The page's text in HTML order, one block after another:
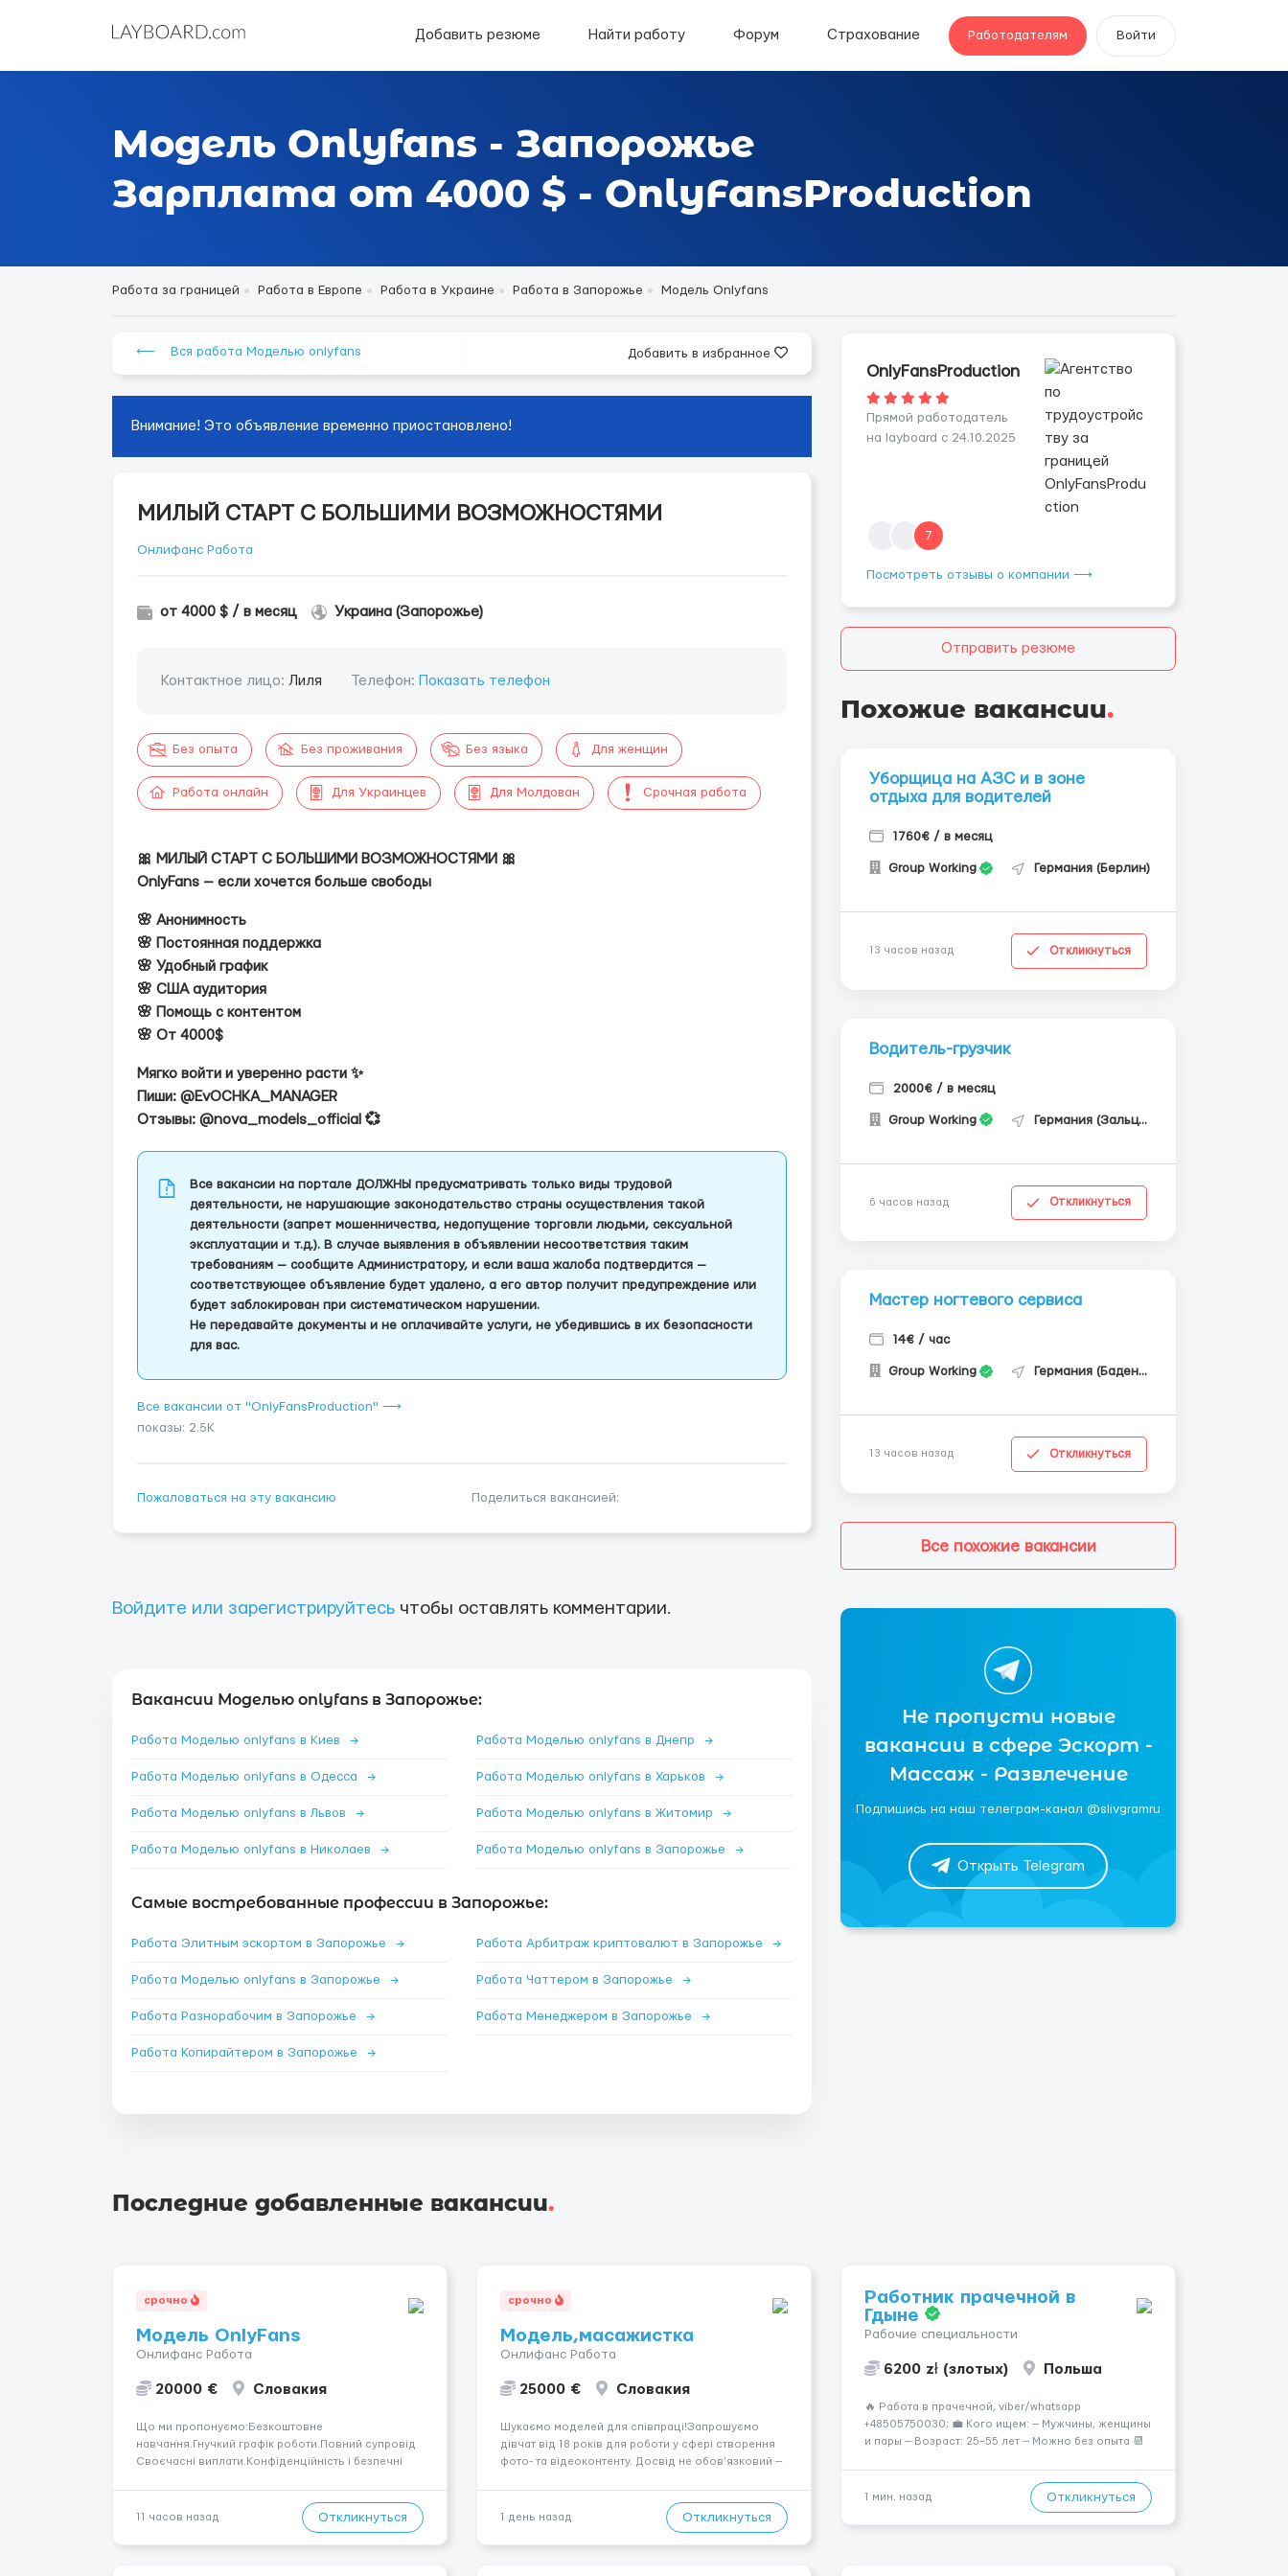
Добавить резюме Найти работу Форум Страхование Работодателям Войти
Модель Onlyfans - Запорожье
Зарплата от 4000 $ - OnlyFansProduction
Работа за границей Работа в Европе Работа в Украине Работа в Запорожье Модель Onlyfans
⟵ Вся работа Моделью onlyfans Добавить в избранное
Внимание! Это объявление временно приостановлено!
МИЛЫЙ СТАРТ С БОЛЬШИМИ ВОЗМОЖНОСТЯМИ
Онлифанс Работа
от 4000 $ / в месяц Украина (Запорожье)
Контактное лицо: Лиля Телефон: Показать телефон
Без опыта Без проживания Без языка Для женщин
Работа онлайн Для Украинцев Для Молдован Срочная работа
🎀 МИЛЫЙ СТАРТ С БОЛЬШИМИ ВОЗМОЖНОСТЯМИ 🎀
OnlyFans — если хочется больше свободы
🌸 Анонимность
🌸 Постоянная поддержка
🌸 Удобный график
🌸 США аудитория
🌸 Помощь с контентом
🌸 От 4000$
Мягко войти и уверенно расти ✨
Пиши: @EvOCHKA_MANAGER
Отзывы: @nova_models_official 💞
Все вакансии на портале ДОЛЖНЫ предусматривать только виды трудовой
деятельности, не нарушающие законодательство страны осуществления такой
деятельности (запрет мошенничества, недопущение торговли людьми, сексуальной
эксплуатации и т.д.). В случае выявления в объявлении несоответствия таким
требованиям — сообщите Администратору, и если ваша жалоба подтвердится —
соответствующее объявление будет удалено, а его автор получит предупреждение или
будет заблокирован при систематическом нарушении.
Не передавайте документы и не оплачивайте услуги, не убедившись в их безопасности
для вас.
Все вакансии от "OnlyFansProduction" ⟶
показы: 2.5K
Пожаловаться на эту вакансию Поделиться вакансией:
Войдите или зарегистрируйтесь чтобы оставлять комментарии.
Вакансии Моделью onlyfans в Запорожье:
Работа Моделью onlyfans в Киев → Работа Моделью onlyfans в Днепр →
Работа Моделью onlyfans в Одесса → Работа Моделью onlyfans в Харьков →
Работа Моделью onlyfans в Львов → Работа Моделью onlyfans в Житомир →
Работа Моделью onlyfans в Николаев → Работа Моделью onlyfans в Запорожье →
Самые востребованные профессии в Запорожье:
Работа Элитным эскортом в Запорожье → Работа Арбитраж криптовалют в Запорожье →
Работа Моделью onlyfans в Запорожье → Работа Чаттером в Запорожье →
Работа Разнорабочим в Запорожье → Работа Менеджером в Запорожье →
Работа Копирайтером в Запорожье →
OnlyFansProduction
Прямой работодатель
на layboard с 24.10.2025
7
Посмотреть отзывы о компании ⟶
Отправить резюме
Похожие вакансии.
Уборщица на АЗС и в зоне
отдыха для водителей
1760€ / в месяц
Group Working Германия (Берлин)
13 часов назад Откликнуться
Водитель-грузчик
2000€ / в месяц
Group Working Германия (Зальцгиттер)
6 часов назад Откликнуться
Мастер ногтевого сервиса
14€ / час
Group Working Германия (Баден-Вюртемберг)
13 часов назад Откликнуться
Все похожие вакансии
Не пропусти новые
вакансии в сфере Эскорт -
Массаж - Развлечение
Подпишись на наш телеграм-канал @slivgramru
Открыть Telegram
Последние добавленные вакансии.
срочно
Модель OnlyFans
Онлифанс Работа
20000 € Словакия
Що ми пропонуємо:Безкоштовне
навчання.Гнучкий графік роботи.Повний супровід
Своєчасні виплати.Конфіденційність і безпечні
розвиватися.Досвід не обов’язковий.Якщо вас
зацікавила вакансія — залишайте відгук, і ми
зв’яжемося ...
11 часов назад Откликнуться
срочно
Модель,масажистка
Онлифанс Работа
25000 € Словакия
Шукаємо моделей для співпраці!Запрошуємо
дівчат від 18 років для роботи у сфері створення
фото- та відеоконтенту. Досвід не обов’язковий —
конфіденційність і професійну підтримку.
Працюємо офіційно, поважаємо особ...
1 день назад Откликнуться
Работник прачечной в
Гдыне
Рабочие специальности
6200 zł (злотых) Польша
🔥 Работа в прачечной, viber/whatsapp
+48505750030; 💼 Кого ищем: — Мужчины, женщины
и пары — Возраст: 25–55 лет — Можно без опыта 📆
1 мин. назад
Откликнуться